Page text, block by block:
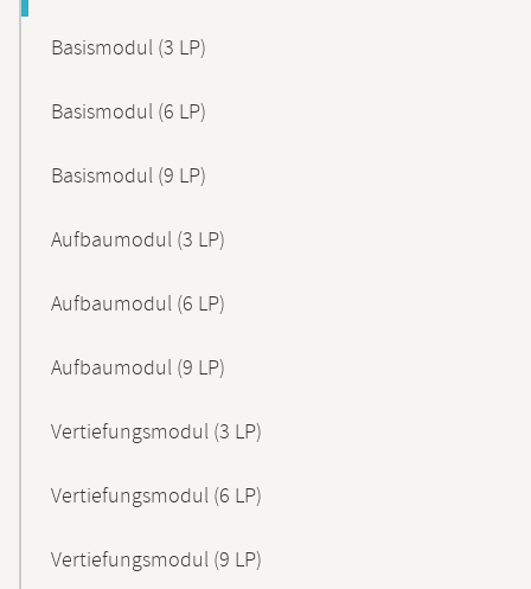
Basismodul (3 LP)
Basismodul (6 LP)
Basismodul (9 LP)
Aufbaumodul (3 LP)
Aufbaumodul (6 LP)
Aufbaumodul (9 LP)
Vertiefungsmodul (3 LP)
Vertiefungsmodul (6 LP)
Vertiefungsmodul (9 LP)